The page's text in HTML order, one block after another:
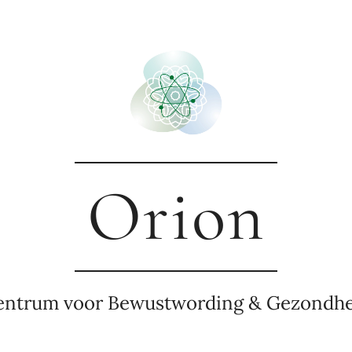
Orion
voor Bewustwording &